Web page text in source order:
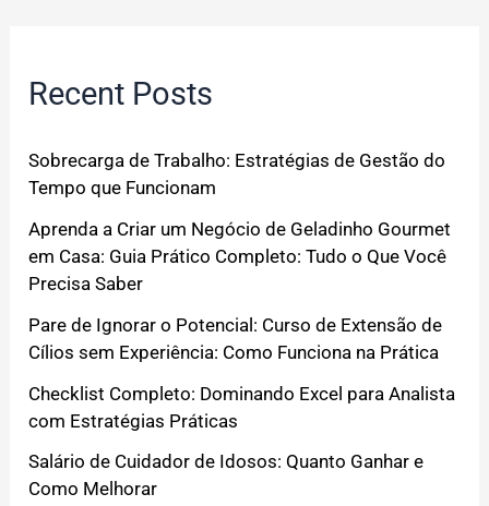
Recent Posts
Sobrecarga de Trabalho: Estratégias de Gestão do
Tempo que Funcionam
Aprenda a Criar um Negócio de Geladinho Gourmet
em Casa: Guia Prático Completo: Tudo o Que Você
Precisa Saber
Pare de Ignorar o Potencial: Curso de Extensão de
Cílios sem Experiência: Como Funciona na Prática
Checklist Completo: Dominando Excel para Analista
com Estratégias Práticas
Salário de Cuidador de Idosos: Quanto Ganhar e
Como Melhorar